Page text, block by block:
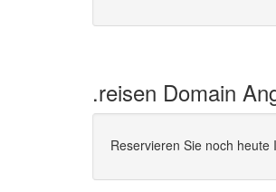
.reisen Domain
Reservieren Sie noch heute